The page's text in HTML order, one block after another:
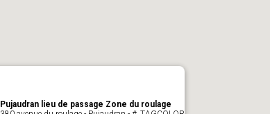
Pujaudran lieu de passage Zone du roulage